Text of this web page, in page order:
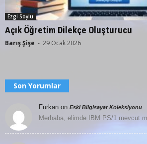
Ezgi Soylu
Açık Öğretim Dilekçe Oluşturucu
Barış Şişe - 29 Ocak 2026
Son Yorumlar
Furkan on Eski Bilgisayar Koleksiyonu
Merhaba, elimde IBM PS/1 mevcut